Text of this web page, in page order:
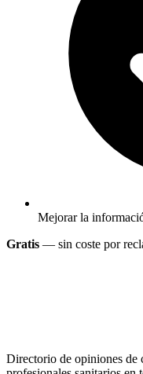
Mejorar la
Gratis — sin coste por
Directorio de opiniones de